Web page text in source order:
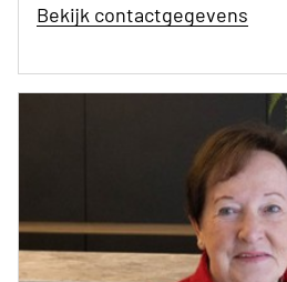
Bekijk contactgegevens